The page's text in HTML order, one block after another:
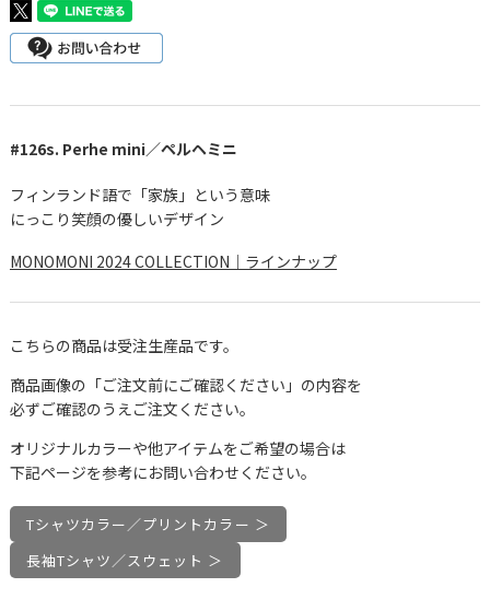
#126s. Perhe mini／ペルヘミニ
フィンランド語で「家族」という意味
にっこり笑顔の優しいデザイン
MONOMONI 2024 COLLECTION｜ラインナップ
こちらの商品は受注生産品です。
商品画像の「ご注文前にご確認ください」の内容を
必ずご確認のうえご注文ください。
オリジナルカラーや他アイテムをご希望の場合は
下記ページを参考にお問い合わせください。
Tシャツカラー／プリントカラー ＞
長袖Tシャツ／スウェット ＞